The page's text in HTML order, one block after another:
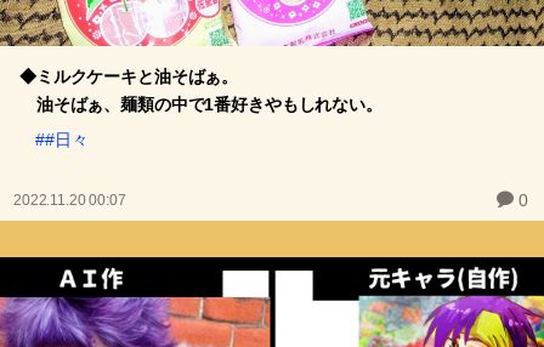
◆ミルクケーキと油そばぁ。
油そばぁ、麺類の中で1番好きやもしれない。
##日々
2022.11.20 00:07 0